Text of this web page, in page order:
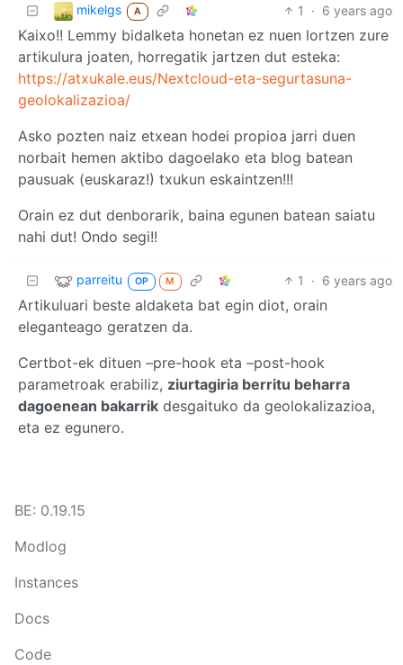
mikelgs A 1 · 6 years ago
Kaixo!! Lemmy bidalketa honetan ez nuen lortzen zure
artikulura joaten, horregatik jartzen dut esteka:
https://atxukale.eus/Nextcloud-eta-segurtasuna-
geolokalizazioa/
Asko pozten naiz etxean hodei propioa jarri duen
norbait hemen aktibo dagoelako eta blog batean
pausuak (euskaraz!) txukun eskaintzen!!!
Orain ez dut denborarik, baina egunen batean saiatu
nahi dut! Ondo segi!!
parreitu OP M 1 · 6 years ago
Artikuluari beste aldaketa bat egin diot, orain
eleganteago geratzen da.
Certbot-ek dituen –pre-hook eta –post-hook
parametroak erabiliz, ziurtagiria berritu beharra
dagoenean bakarrik desgaituko da geolokalizazioa,
eta ez egunero.
BE: 0.19.15
Modlog
Instances
Docs
Code